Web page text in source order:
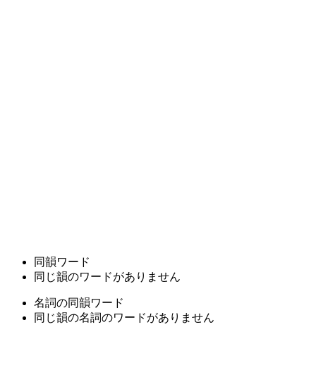
同韻ワード
同じ韻のワードがありません
名詞の同韻ワード
同じ韻の名詞のワードがありません